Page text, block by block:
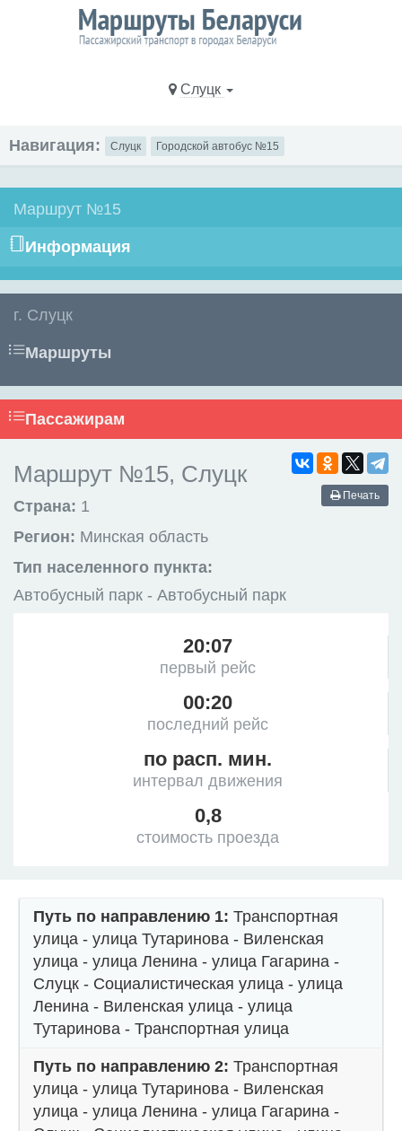
Слуцк
Навигация: Слуцк Городской автобус №15
Маршрут №15
Информация
г. Слуцк
Маршруты
Пассажирам
Печать
Маршрут №15, Слуцк
Страна: 1
Регион: Минская область
Тип населенного пункта:
Автобусный парк - Автобусный парк
20:07
первый рейс
00:20
последний рейс
по расп. мин.
интервал движения
0,8
стоимость проезда
Путь по направлению 1: Транспортная
улица - улица Тутаринова - Виленская
улица - улица Ленина - улица Гагарина -
Слуцк - Социалистическая улица - улица
Ленина - Виленская улица - улица
Тутаринова - Транспортная улица
Путь по направлению 2: Транспортная
улица - улица Тутаринова - Виленская
улица - улица Ленина - улица Гагарина -